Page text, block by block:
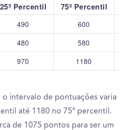
25º Percentil 75º Percentil
490 600
480 580
970 1180
intervalo de pontuações varia
até 1180 no 75º percentil.
de 1075 pontos para ser um